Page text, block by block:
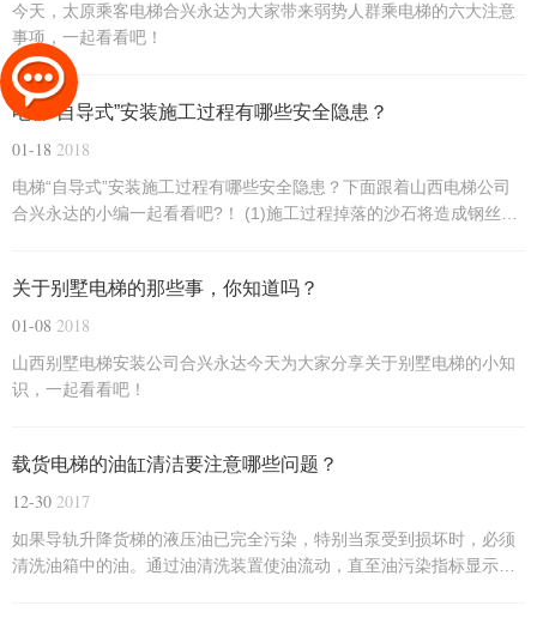
今天，太原乘客电梯合兴永达为大家带来弱势人群乘电梯的六大注意
事项，一起看看吧！
电梯“自导式”安装施工过程有哪些安全隐患？
01-18 2018
电梯“自导式”安装施工过程有哪些安全隐患？下面跟着山西电梯公司
合兴永达的小编一起看看吧?！ (1)施工过程掉落的沙石将造成钢丝绳
关于别墅电梯的那些事，你知道吗？
01-08 2018
山西别墅电梯安装公司合兴永达今天为大家分享关于别墅电梯的小知
识，一起看看吧！
载货电梯的油缸清洁要注意哪些问题？
12-30 2017
如果导轨升降货梯的液压油已完全污染，特别当泵受到损坏时，必须
清洗油箱中的油。通过油清洗装置使油流动，直至油污染指标显示，